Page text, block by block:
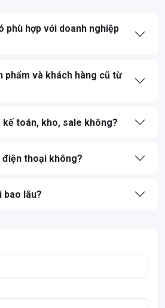
phù hợp với doanh nghiệp
phẩm và khách hàng cũ từ
kế toán, kho, sale không?
thoại không?
bao lâu?